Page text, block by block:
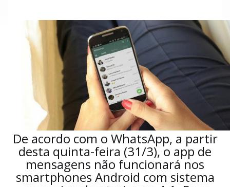
De acordo com o WhatsApp, a partir
desta quinta-feira (31/3), o app de
mensagens não funcionará nos
smartphones Android com sistema